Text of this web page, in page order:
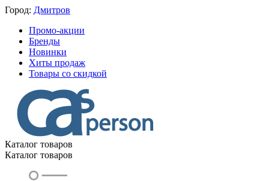
Город: Дмитров
Промо-акции
Бренды
Новинки
Хиты продаж
Товары со скидкой
Каталог товаров
Каталог товаров